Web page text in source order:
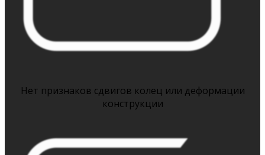
Нет признаков сдвигов колец или деформации
конструкции